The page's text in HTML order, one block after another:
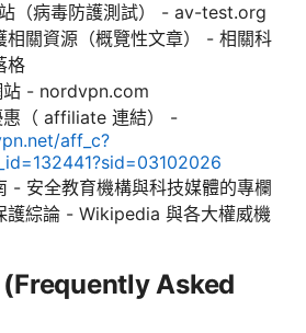
（病毒防護測試） - av-test.org
相關資源（概覽性文章） - 相關科
格
- nordvpn.com
（ affiliate 連結） -
aff_c?
- 安全教育機構與科技媒體的專欄
護綜論 - Wikipedia 與各大權威機
(Frequently Asked